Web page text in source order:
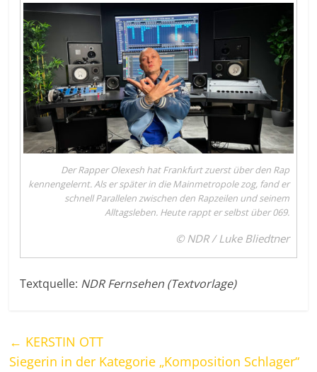
Der Rapper Olexesh hat Frankfurt zuerst über den Rap
kennengelernt. Als er später in die Mainmetropole zog, fand er
schnell Parallelen zwischen den Rapzeilen und seinem
Alltagsleben. Heute rappt er selbst über 069.
© NDR / Luke Bliedtner
Textquelle: NDR Fernsehen (Textvorlage)
← KERSTIN OTT
Siegerin in der Kategorie „Komposition Schlager“